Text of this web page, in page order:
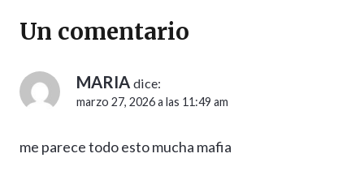
Un comentario
MARIA dice:
marzo 27, 2026 a las 11:49 am
me parece todo esto mucha mafia